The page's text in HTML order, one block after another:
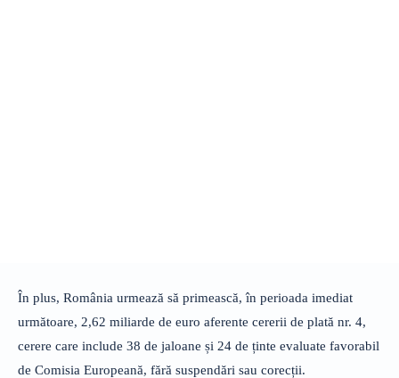
În plus, România urmează să primească, în perioada imediat
următoare, 2,62 miliarde de euro aferente cererii de plată nr. 4,
cerere care include 38 de jaloane și 24 de ținte evaluate favorabil
de Comisia Europeană, fără suspendări sau corecții.